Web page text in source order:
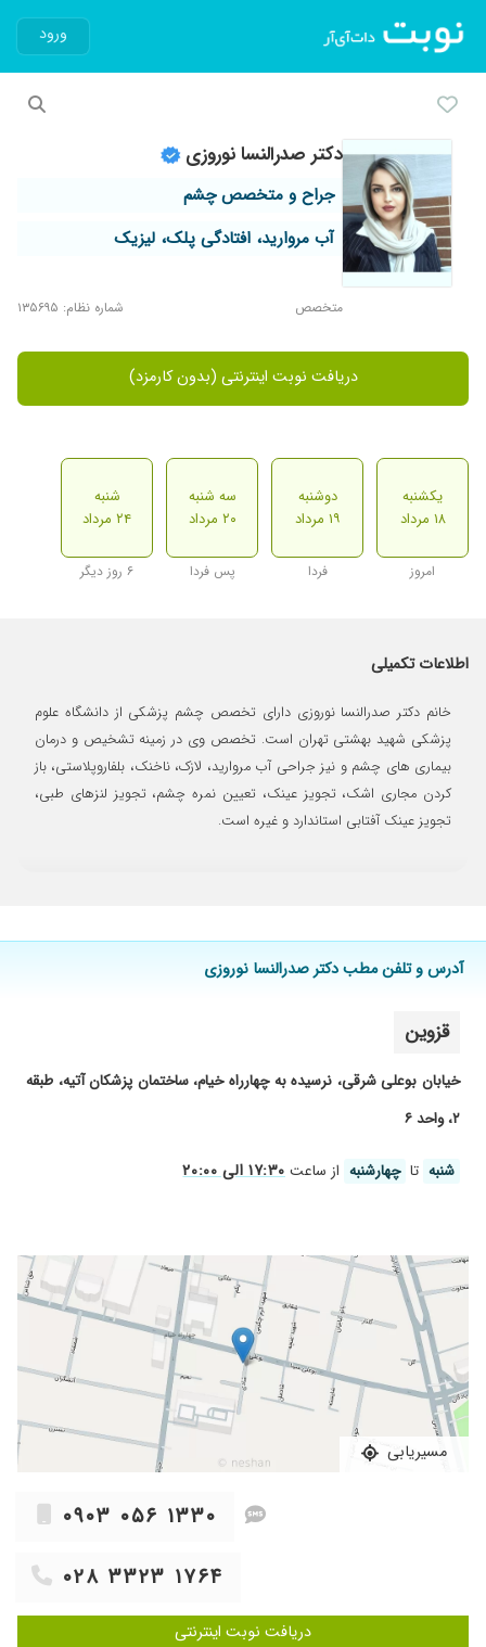
ورود
دکتر صدرالنسا نوروزی
جراح و متخصص چشم
آب مروارید، افتادگی پلک، لیزیک
متخصص شماره نظام: ۱۳۵۶۹۵
دریافت نوبت اینترنتی (بدون کارمزد)
یکشنبه
۱۸ مرداد
امروز
دوشنبه
۱۹ مرداد
فردا
سه شنبه
۲۰ مرداد
پس فردا
شنبه
۲۴ مرداد
۶ روز دیگر
اطلاعات تکمیلی
خانم دکتر صدرالنسا نوروزی دارای تخصص چشم پزشکی از دانشگاه علوم
پزشکی شهید بهشتی تهران است. تخصص وی در زمینه تشخیص و درمان
بیماری های چشم و نیز جراحی آب مروارید، لازک، ناخنک، بلفاروپلاستی، باز
کردن مجاری اشک، تجویز عینک، تعیین نمره چشم، تجویز لنزهای طبی،
تجویز عینک آفتابی استاندارد و غیره است.
آدرس و تلفن مطب دکتر صدرالنسا نوروزی
قزوین
خیابان بوعلی شرقی، نرسیده به چهارراه خیام، ساختمان پزشکان آتیه، طبقه
۲، واحد ۶
شنبه تا چهارشنبه از ساعت۱۷:۳۰ الی ۲۰:۰۰
مسیریابی
۰۹۰۳ ۰۵۶ ۱۳۳۰
۰۲۸ ۳۳۲۳ ۱۷۶۴
دریافت نوبت اینترنتی